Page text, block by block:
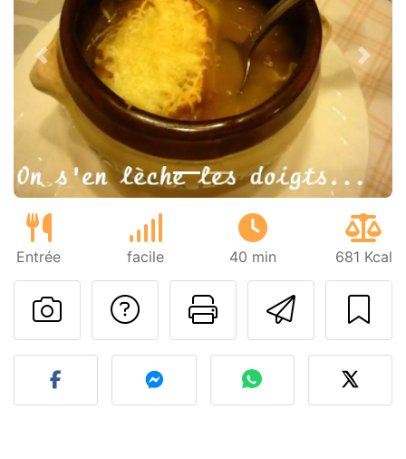
Précédent
Entrée facile 40 min 681 Kcal
Imprimer
Poser une
Publier votre photo de